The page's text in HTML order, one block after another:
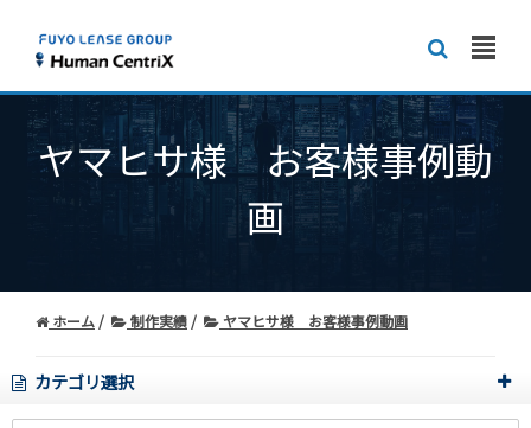
ヤマヒサ様 お客様事例動
画
ホーム 制作実績 ヤマヒサ様 お客様事例動画
カテゴリ選択